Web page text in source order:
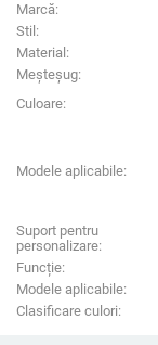
Marcă:
Stil:
Material:
Meșteșug:
Culoare:
Modele aplicabile:
Suport pentru
personalizare:
Funcție:
Modele aplicabile:
Clasificare culori: